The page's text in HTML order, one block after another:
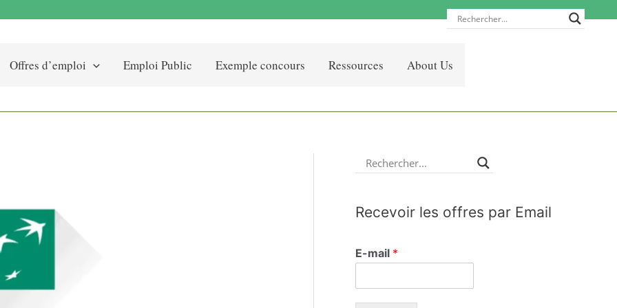
Offres d’emploi Emploi Public Exemple concours Ressources About Us
Recevoir les offres par Email
E-mail *